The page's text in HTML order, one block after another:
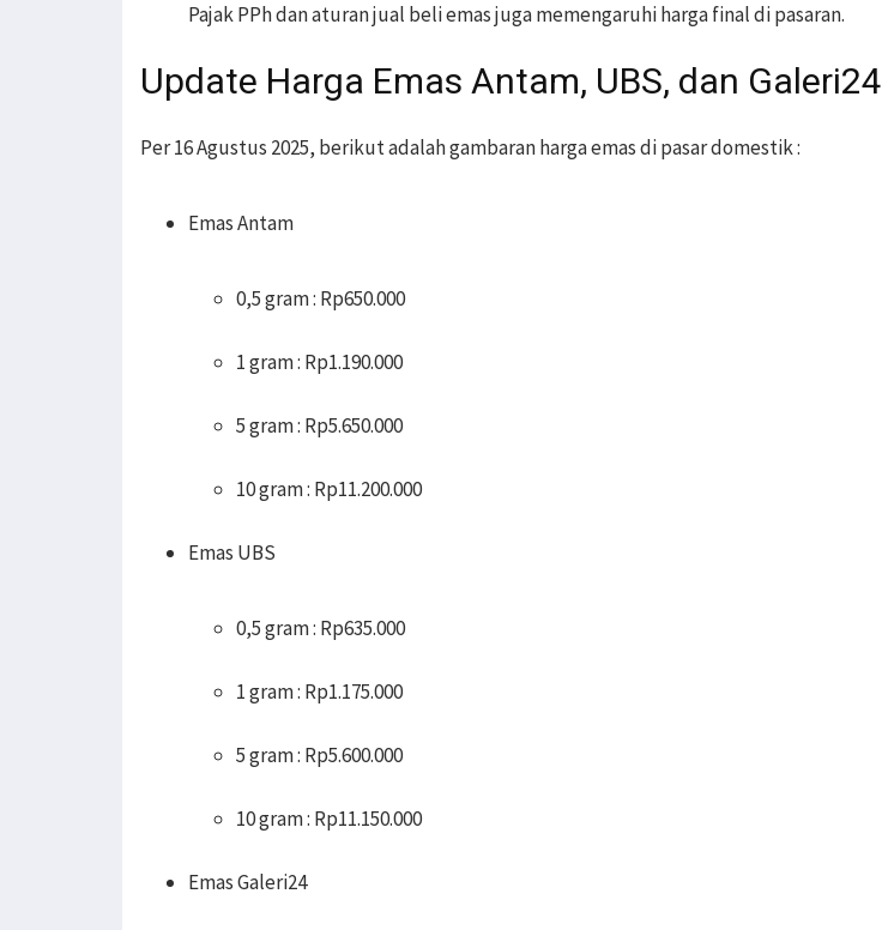
Pajak PPh dan aturan jual beli emas juga memengaruhi harga final di pasaran.
Update Harga Emas Antam, UBS, dan Galeri24
Per 16 Agustus 2025, berikut adalah gambaran harga emas di pasar domestik :
Emas Antam
0,5 gram : Rp650.000
1 gram : Rp1.190.000
5 gram : Rp5.650.000
10 gram : Rp11.200.000
Emas UBS
0,5 gram : Rp635.000
1 gram : Rp1.175.000
5 gram : Rp5.600.000
10 gram : Rp11.150.000
Emas Galeri24